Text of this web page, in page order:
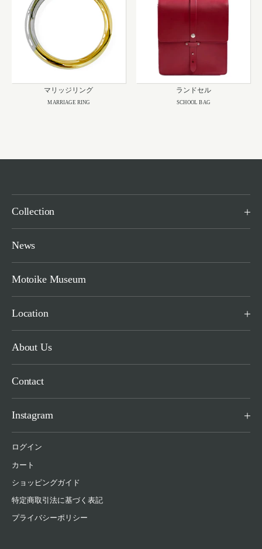
マリッジリング
MARRIAGE RING
ランドセル
SCHOOL BAG
Collection
News
Motoike Museum
Location
About Us
Contact
Instagram
ログイン
カート
ショッピングガイド
特定商取引法に基づく表記
プライバシーポリシー